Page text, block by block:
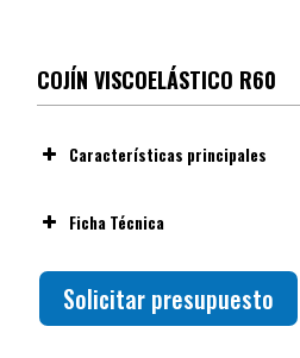
COJÍN VISCOELÁSTICO R60
Características principales
Ficha Técnica
Solicitar presupuesto